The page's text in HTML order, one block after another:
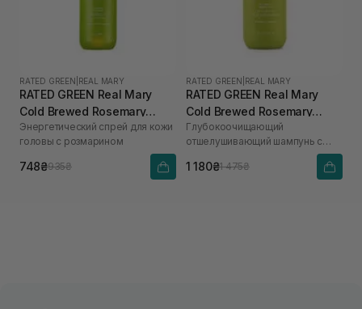
RATED GREEN REAL MARY
RATED GREEN Real Mary
Cold Brewed Rosemary
Energizing Scalp Spray 120
мл
Энергетический спрей для кожи
головы с розмарином
748₴935₴
RATED GREEN REAL MARY
RATED GREEN Real Mary
Cold Brewed Rosemary
Exfoliating Scalp Shampoo
400 ml
Глубокоочищающий
отшелушивающий шампунь с
1 180₴1 475₴